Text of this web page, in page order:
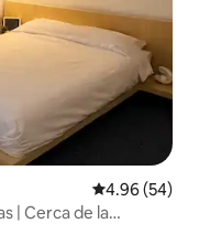
Calificación
4.96 (54)